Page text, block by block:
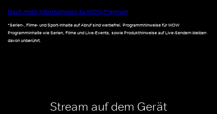
Noch mehr Informationen zu WOW Premium
*Serien-, Filme- und Sport-Inhalte auf Abruf sind werbefrei. Programmhinweise für WOW
Programminhalte wie Serien, Filme und Live-Events, sowie Produkthinweise auf Live-Sendern bleiben
davon unberührt.
Stream auf dem Gerät